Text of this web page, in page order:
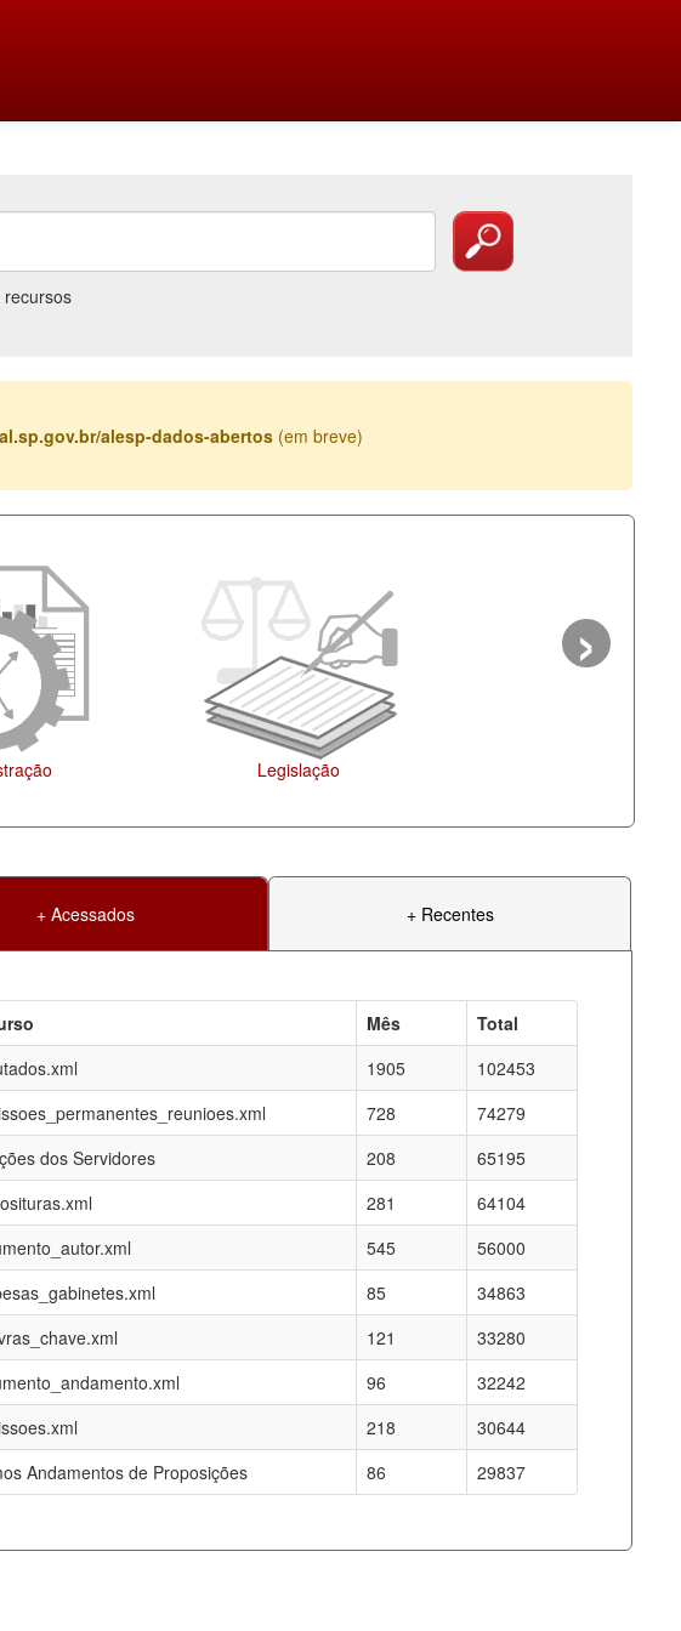
recursos
alesp-dados-abertos (em breve)
›
+ Acessados + Recentes
Mês
Total
1905
102453
728
74279
dos Servidores
208
65195
281
64104
545
56000
85
34863
121
33280
96
32242
218
30644
Andamentos de Proposições
86 29837